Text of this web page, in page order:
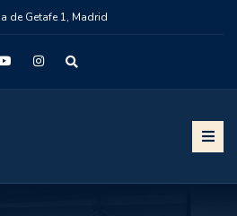
de Getafe 1, Madrid